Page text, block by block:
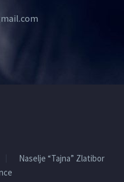
Naselje “Tajna” Zlatibor